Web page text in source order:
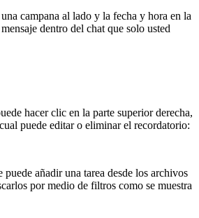
campana al lado y la fecha y hora en la
dentro del chat que solo usted
hacer clic en la parte superior derecha,
puede editar o eliminar el recordatorio:
puede añadir una tarea desde los archivos
por medio de filtros como se muestra